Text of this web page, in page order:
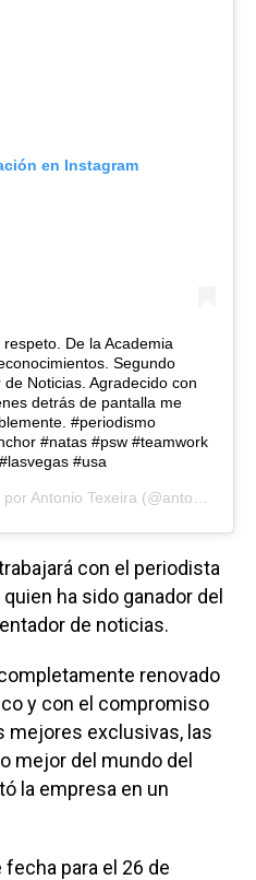
en Instagram
De la Academia
Segundo
Noticias. Agradecido con
detrás de pantalla me
#periodismo
#natas #psw #teamwork
#usa
por Antonio Texeira (@antoniotexeira_) el
con el periodista
ha sido ganador del
de noticias.
renovado
y con el compromiso
mejores exclusivas, las
mejor del mundo del
la empresa en un
para el 26 de